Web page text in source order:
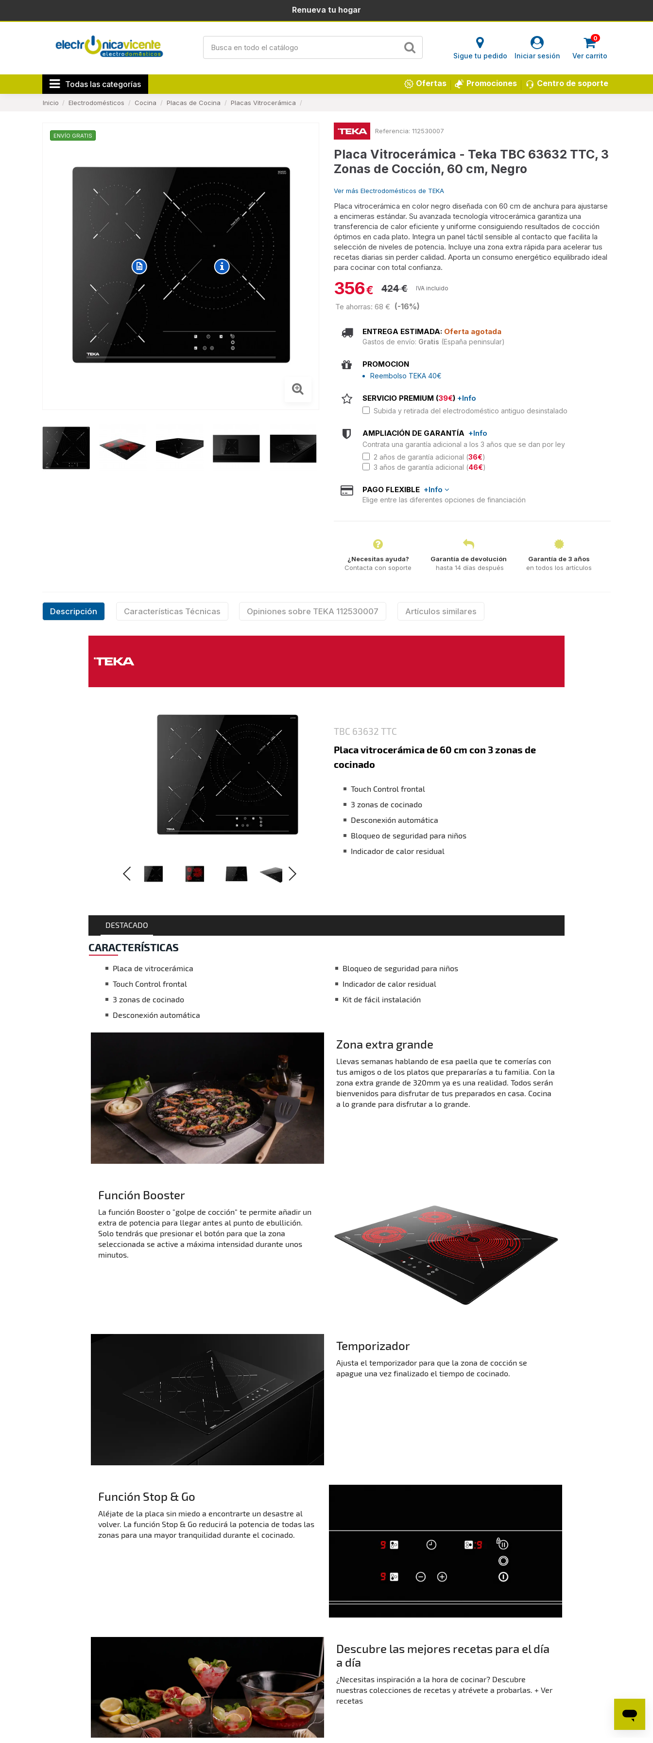
Renueva tu hogar
Sigue tu pedido Iniciar sesión
0
Ver carrito
Todas las categorías Centro de soporte
Promociones
Ofertas
Inicio Electrodomésticos Cocina Placas de Cocina Placas Vitrocerámica
ENVÍO GRATIS
Referencia: 112530007
Placa Vitrocerámica - Teka TBC 63632 TTC, 3
Zonas de Cocción, 60 cm, Negro
Ver más Electrodomésticos de TEKA
Placa vitrocerámica en color negro diseñada con 60 cm de anchura para ajustarse
a encimeras estándar. Su avanzada tecnología vitrocerámica garantiza una
transferencia de calor eficiente y uniforme consiguiendo resultados de cocción
óptimos en cada plato. Integra un panel táctil sensible al contacto que facilita la
selección de niveles de potencia. Incluye una zona extra rápida para acelerar tus
recetas diarias sin perder calidad. Aporta un consumo energético equilibrado ideal
para cocinar con total confianza.
356€ 424 € IVA incluido
Te ahorras: 68 € (-16%)
ENTREGA ESTIMADA: Oferta agotada
Gastos de envío: Gratis (España peninsular)
PROMOCION
Reembolso TEKA 40€
SERVICIO PREMIUM (39€) +Info
Subida y retirada del electrodoméstico antiguo desinstalado
AMPLIACIÓN DE GARANTÍA +Info
Contrata una garantía adicional a los 3 años que se dan por ley
2 años de garantía adicional (36€)
3 años de garantía adicional (46€)
PAGO FLEXIBLE +Info
Elige entre las diferentes opciones de financiación
¿Necesitas ayuda?
Contacta con soporte
Garantía de devolución
hasta 14 días después
Garantía de 3 años
en todos los artículos
Descripción Características Técnicas Opiniones sobre TEKA 112530007 Artículos similares
TBC 63632 TTC
Placa vitrocerámica de 60 cm con 3
zonas de cocinado
Touch Control frontal
3 zonas de cocinado
Desconexión automática
Bloqueo de seguridad para niños
Indicador de calor residual
DESTACADO
CARACTERÍSTICAS
Placa de vitrocerámica
Touch Control frontal
3 zonas de cocinado
Desconexión automática
Bloqueo de seguridad para niños
Indicador de calor residual
Kit de fácil instalación
Zona extra grande
Llevas semanas hablando de esa paella que te comerías con
tus amigos o de los platos que prepararías a tu familia. Con la
zona extra grande de 320mm ya es una realidad. Todos serán
bienvenidos para disfrutar de tus preparados en casa. Cocina
a lo grande para disfrutar a lo grande.
Función Booster
La función Booster o "golpe de cocción" te permite añadir un
extra de potencia para llegar antes al punto de ebullición.
Solo tendrás que presionar el botón para que la zona
seleccionada se active a máxima intensidad durante unos
minutos.
Temporizador
Ajusta el temporizador para que la zona de cocción se
apague una vez finalizado el tiempo de cocinado.
Función Stop & Go
Aléjate de la placa sin miedo a encontrarte un desastre al
volver. La función Stop & Go reducirá la potencia de todas las
zonas para una mayor tranquilidad durante el cocinado.
Descubre las mejores recetas para el día
a día
¿Necesitas inspiración a la hora de cocinar? Descubre
nuestras colecciones de recetas y atrévete a probarlas. + Ver
recetas